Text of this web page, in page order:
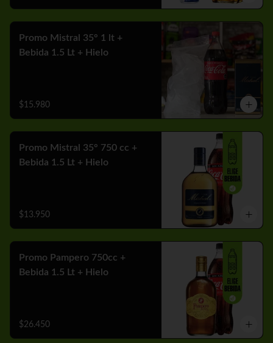
Promo Mistral 35° 1 lt +
Bebida 1.5 Lt + Hielo
$15.980
Promo Mistral 35° 750 cc +
Bebida 1.5 Lt + Hielo
$13.950
Promo Pampero 750cc +
Bebida 1.5 Lt + Hielo
$26.450